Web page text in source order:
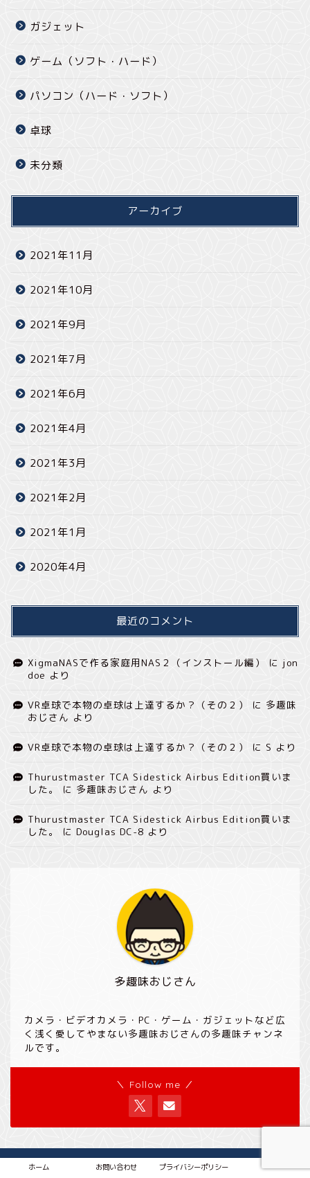
ガジェット
ゲーム（ソフト・ハード）
パソコン（ハード・ソフト）
卓球
未分類
アーカイブ
2021年11月
2021年10月
2021年9月
2021年7月
2021年6月
2021年4月
2021年3月
2021年2月
2021年1月
2020年4月
最近のコメント
XigmaNASで作る家庭用NAS２（インストール編） に jon
doe より
VR卓球で本物の卓球は上達するか？（その２） に 多趣味
おじさん より
VR卓球で本物の卓球は上達するか？（その２） に S より
Thurustmaster TCA Sidestick Airbus Edition買いま
した。
に 多趣味おじさん より
Thurustmaster TCA Sidestick Airbus Edition買いま
した。
に Douglas DC-8 より
多趣味おじさん
カメラ・ビデオカメラ・PC・ゲーム・ガジェットなど広
く浅く愛してやまない多趣味おじさんの多趣味チャンネ
ルです。
＼ Follow me ／
ホーム
プライバシーポリシー
ホーム お問い合わせ プライバシーポリシー